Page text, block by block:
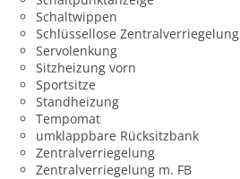
Schaltwippen
Schlüssellose Zentralverriegelung
Servolenkung
Sitzheizung vorn
Sportsitze
Standheizung
Tempomat
umklappbare Rücksitzbank
Zentralverriegelung
Zentralverriegelung m. FB